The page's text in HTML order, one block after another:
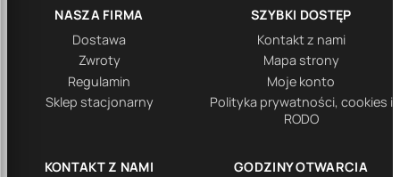
NASZA FIRMA
Dostawa
Zwroty
Regulamin
Sklep stacjonarny
SZYBKI DOSTĘP
Kontakt z nami
Mapa strony
Moje konto
Polityka prywatności, cookies i
RODO
KONTAKT Z NAMI GODZINY OTWARCIA